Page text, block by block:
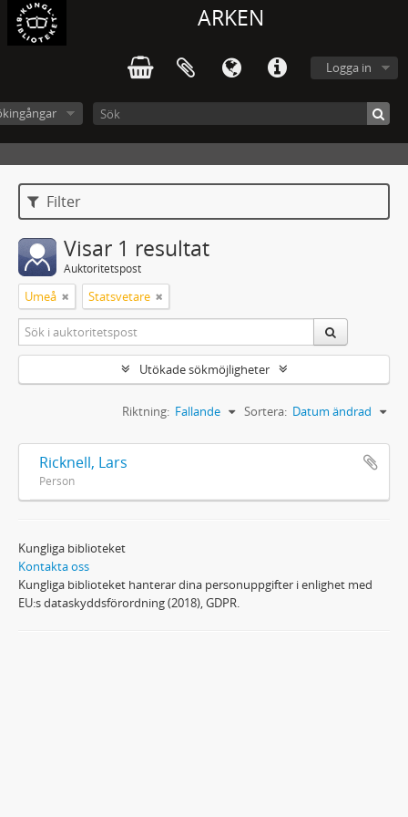
ARKEN
Logga in
Filter
Visar 1 resultat
Auktoritetspost
Umeå Statsvetare
Utökade sökmöjligheter
Sortera: Datum ändrad
Riktning: Fallande
Ricknell, Lars
Person
Kungliga biblioteket
Kontakta oss
Kungliga biblioteket hanterar dina personuppgifter i enlighet med
EU:s dataskyddsförordning (2018), GDPR.